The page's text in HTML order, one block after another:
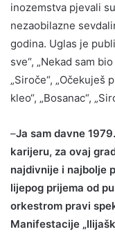
inozemstva pjevali
nezaobilazne
godina. Uglas je
sve“, „Nekad sam
„Siroče“, „Očekuješ
kleo“, „Bosanac“,
–Ja sam davne
karijeru, za ovaj
najdivnije i najbolje
lijepog prijema od
orkestrom pravi
Manifestacije